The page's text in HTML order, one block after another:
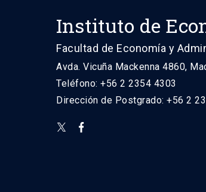
Instituto de
Facultad de Economía y
Avda. Vicuña Mackenna 4860,
Teléfono: +56 2 2354 4303
Dirección de Postgrado: +56 2